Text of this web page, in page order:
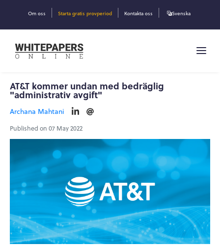
Om oss Starta gratis provperiod Kontakta oss Svenska
AT&T kommer undan med bedräglig
"administrativ avgift"
Archana Mahtani
Published on 07 May 2022